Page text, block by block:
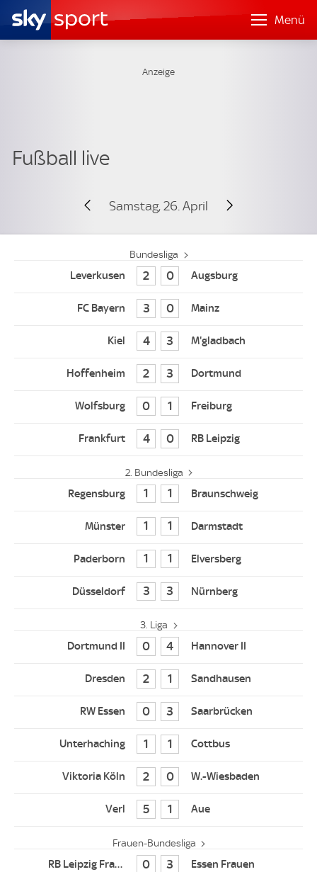
Menü
Samstag, 26. April
Bundesliga
2 0
3 0
4 3
2 3
0 1
4 0
2. Bundesliga
1 1
1 1
1 1
3 3
3. Liga
0 4
2 1
0 3
1 1
2 0
5 1
Frauen-Bundesliga
0 3